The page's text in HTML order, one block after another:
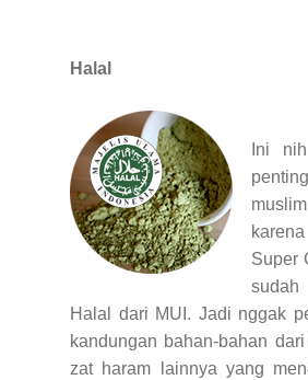
Halal
Ini
Super
Halal dari MUI. Jadi nggak
kandungan bahan-bahan
zat haram lainnya yang